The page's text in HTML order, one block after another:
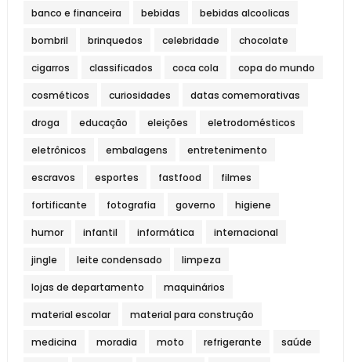
banco e financeira bebidas bebidas alcoolicas
bombril brinquedos celebridade chocolate
cigarros classificados coca cola copa do mundo
cosméticos curiosidades datas comemorativas
droga educação eleições eletrodomésticos
eletrônicos embalagens entretenimento
escravos esportes fastfood filmes
fortificante fotografia governo higiene
humor infantil informática internacional
jingle leite condensado limpeza
lojas de departamento maquinários
material escolar material para construção
medicina moradia moto refrigerante saúde